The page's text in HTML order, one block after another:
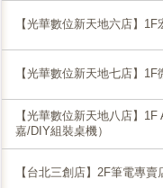
【光華數位新天地六店】
【光華數位新天地七店】1F
【光華數位新天地八店】
嘉/DIY組裝桌機）
【台北三創店】2F筆電專賣